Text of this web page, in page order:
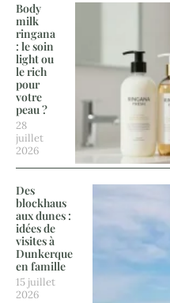
Body
milk
ringana
: le soin
light ou
le rich
pour
votre
peau ?
28
juillet
2026
Des
blockhaus
aux dunes :
idées de
visites à
Dunkerque
en famille
15 juillet
2026